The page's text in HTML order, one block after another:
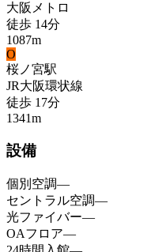
大阪メトロ
徒歩 14分
1087m
O
桜ノ宮駅
JR大阪環状線
徒歩 17分
1341m
設備
個別空調—
セントラル空調—
光ファイバー—
OAフロア—